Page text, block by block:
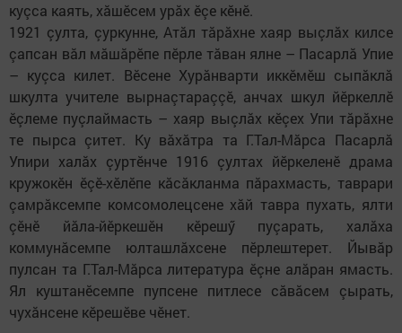
куçса каять, хӑшӗсем урӑх ӗçе кӗнӗ.
1921 çулта, çуркунне, Атӑл тӑрӑхне хаяр выçлӑх килсе
çапсан вăл мӑшӑрӗпе пӗрле тӑван ялне – Пасарлӑ Упие
– куçса килет. Вӗсене Хурӑнварти иккӗмӗш сыпӑклă
шкулта учителе вырнаçтараççӗ, анчах шкул йӗркеллӗ
ӗçлеме пуçлаймасть – хаяр выçлӑх кӗçех Упи тӑрӑхне
те пырса çитет. Ку вӑхӑтра та Г.Тал-Мӑрса Пасарлӑ
Упири халӑх çуртӗнче 1916 çултах йӗркеленӗ драма
кружокӗн ӗçӗ-хӗлӗпе кӑсӑкланма пӑрахмасть, таврари
çамрӑксемпе комсомолецсене хӑй тавра пухать, ялти
çӗнӗ йӑла-йӗркешӗн кӗрешӳ пуçарать, халӑха
коммунӑсемпе юлташлӑхсене пӗрлештерет. Йывӑр
пулсан та Г.Тал-Мӑрса литература ӗçне алӑран ямасть.
Ял куштанӗсемпе пупсене питлесе сӑвӑсем çырать,
чухӑнсене кӗрешӗве чӗнет.